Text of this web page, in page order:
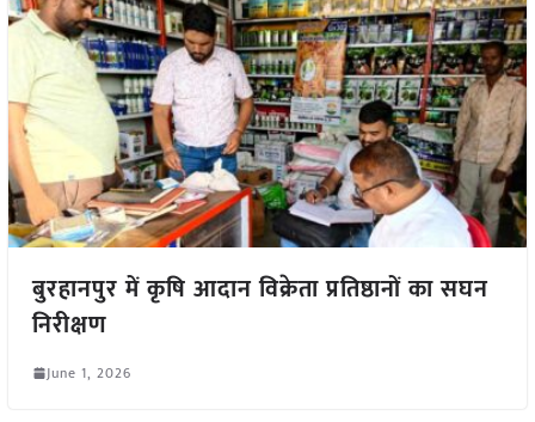
बुरहानपुर में कृषि आदान विक्रेता प्रतिष्ठानों का सघन
निरीक्षण
June 1, 2026